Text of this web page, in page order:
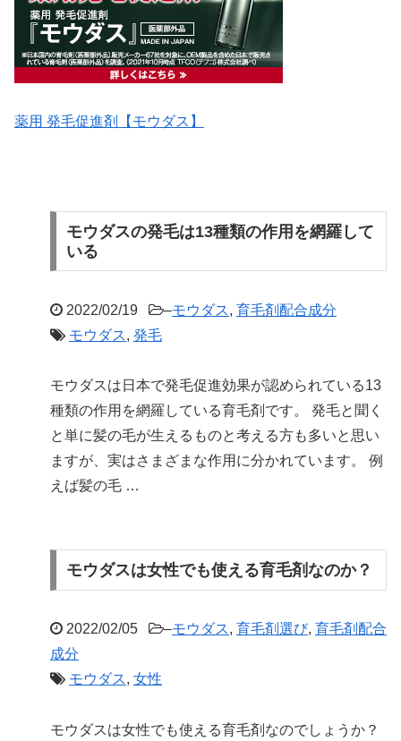
薬用 発毛促進剤【モウダス】
モウダスの発毛は13種類の作用を網羅して
いる
2022/02/19 –モウダス, 育毛剤配合成分
モウダス, 発毛
モウダスは日本で発毛促進効果が認められている13
種類の作用を網羅している育毛剤です。 発毛と聞く
と単に髪の毛が生えるものと考える方も多いと思い
ますが、実はさまざまな作用に分かれています。 例
えば髪の毛 …
モウダスは女性でも使える育毛剤なのか？
2022/02/05 –モウダス, 育毛剤選び, 育毛剤配合
成分
モウダス, 女性
モウダスは女性でも使える育毛剤なのでしょうか？